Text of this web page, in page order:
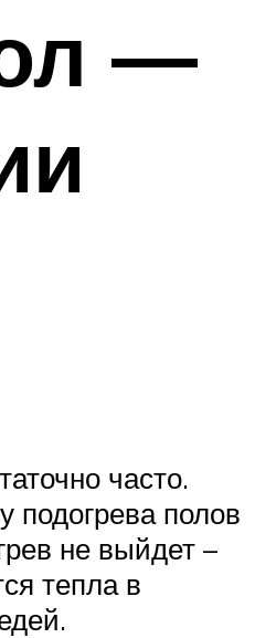
—
часто.
подогрева полов
не выйдет –
тепла в